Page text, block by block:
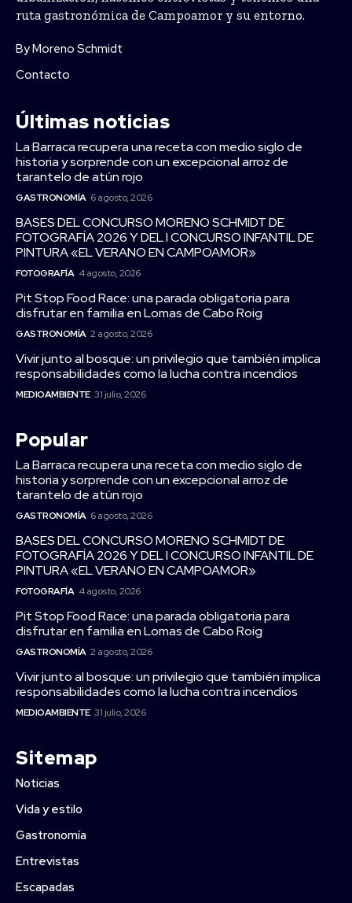
ruta gastronómica de Campoamor y su entorno.
By Moreno Schmidt
Contacto
Últimas noticias
La Barraca recupera una receta con medio siglo de
historia y sorprende con un excepcional arroz de
tarantelo de atún rojo
GASTRONOMÍA 6 agosto, 2026
BASES DEL CONCURSO MORENO SCHMIDT DE
FOTOGRAFÍA 2026 Y DEL I CONCURSO INFANTIL DE
PINTURA «EL VERANO EN CAMPOAMOR»
FOTOGRAFÍA 4 agosto, 2026
Pit Stop Food Race: una parada obligatoria para
disfrutar en familia en Lomas de Cabo Roig
GASTRONOMÍA 2 agosto, 2026
Vivir junto al bosque: un privilegio que también implica
responsabilidades como la lucha contra incendios
MEDIOAMBIENTE 31 julio, 2026
Popular
La Barraca recupera una receta con medio siglo de
historia y sorprende con un excepcional arroz de
tarantelo de atún rojo
GASTRONOMÍA 6 agosto, 2026
BASES DEL CONCURSO MORENO SCHMIDT DE
FOTOGRAFÍA 2026 Y DEL I CONCURSO INFANTIL DE
PINTURA «EL VERANO EN CAMPOAMOR»
FOTOGRAFÍA 4 agosto, 2026
Pit Stop Food Race: una parada obligatoria para
disfrutar en familia en Lomas de Cabo Roig
GASTRONOMÍA 2 agosto, 2026
Vivir junto al bosque: un privilegio que también implica
responsabilidades como la lucha contra incendios
MEDIOAMBIENTE 31 julio, 2026
Sitemap
Noticias
Vida y estilo
Gastronomía
Entrevistas
Escapadas